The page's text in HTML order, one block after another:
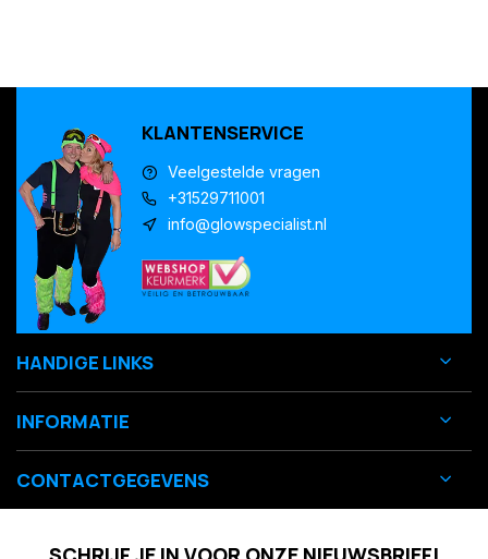
KLANTENSERVICE
Veelgestelde vragen
+31529711001
info@glowspecialist.nl
HANDIGE LINKS
INFORMATIE
CONTACTGEGEVENS